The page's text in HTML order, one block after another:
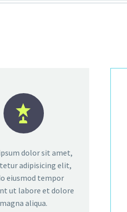


dolor sit amet,
adipisicing elit,
eiusmod tempor
ut labore et dolore
magna aliqua.